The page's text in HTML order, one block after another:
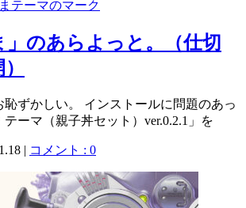
」のあらよっと。（仕切
恥ずかしい。 インストールに問題のあっ
テーマ（親子丼セット）ver.0.2.1」を
| コメント : 0